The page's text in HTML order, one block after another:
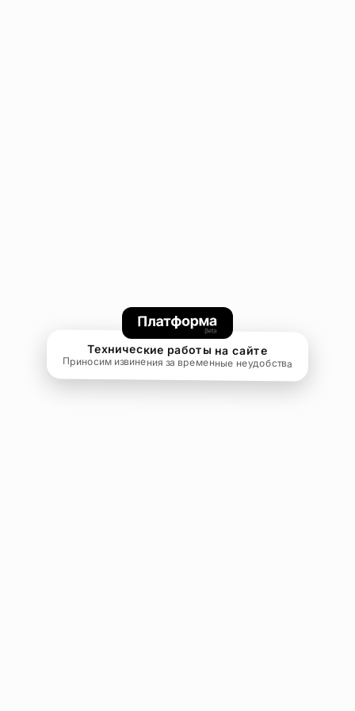
Технические работы на сайте
Приносим извинения за временные неудобства